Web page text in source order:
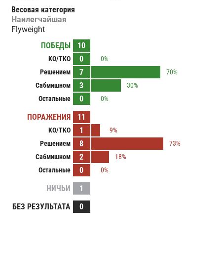
Весовая категория
Наилегчайшая
Flyweight
ПОБЕДЫ
10
KO/TKO 0
0%
Решением
7
70%
Сабмишном
3
30%
Остальные
0 0%
ПОРАЖЕНИЯ 11
KO/TKO 1
9%
Решением
8
73%
Сабмишном
2
18%
Остальные
0 0%
НИЧЬИ
1
БЕЗ РЕЗУЛЬТАТА
0